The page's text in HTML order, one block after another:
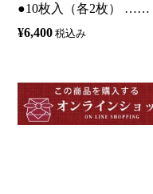
●10枚入（各2枚） ……
¥6,400 税込み